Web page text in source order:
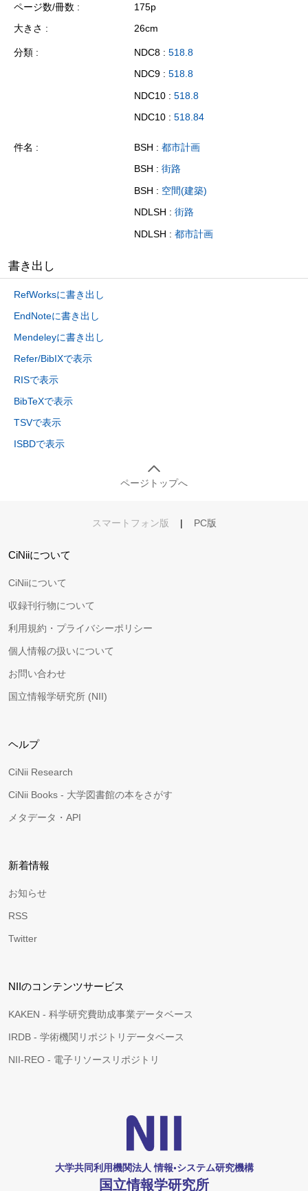
ページ数/冊数
175p
大きさ
26cm
分類 NDC8 : 518.8
NDC9 : 518.8
NDC10 : 518.8
NDC10 : 518.84
件名 BSH : 都市計画
BSH : 街路
BSH : 空間(建築)
NDLSH : 街路
NDLSH : 都市計画
書き出し
RefWorksに書き出し
EndNoteに書き出し
Mendeleyに書き出し
Refer/BibIXで表示
RISで表示
BibTeXで表示
TSVで表示
ISBDで表示
ページトップへ
スマートフォン版 | PC版
CiNiiについて
CiNiiについて
収録刊行物について
利用規約・プライバシーポリシー
個人情報の扱いについて
お問い合わせ
国立情報学研究所 (NII)
ヘルプ
CiNii Research
CiNii Books - 大学図書館の本をさがす
メタデータ・API
新着情報
お知らせ
RSS
Twitter
NIIのコンテンツサービス
KAKEN - 科学研究費助成事業データベース
IRDB - 学術機関リポジトリデータベース
NII-REO - 電子リソースリポジトリ
大学共同利用機関法人 情報•システム研究機構
国立情報学研究所